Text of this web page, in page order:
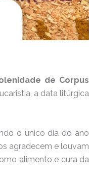
de Corpus
a data litúrgica
o único dia do ano
agradecem e louvam
alimento e cura da